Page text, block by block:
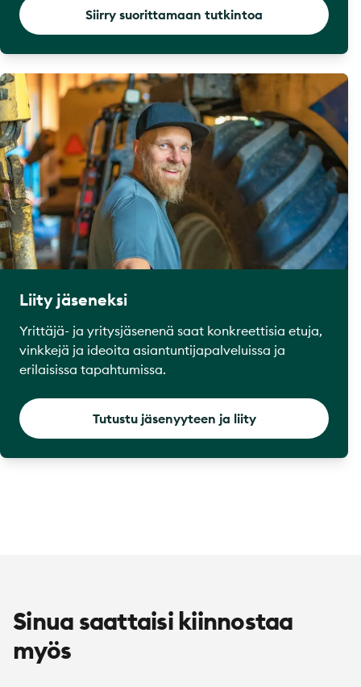
Siirry suorittamaan tutkintoa
Liity jäseneksi
Yrittäjä- ja yritysjäsenenä saat konkreettisia etuja,
vinkkejä ja ideoita asiantuntijapalveluissa ja
erilaisissa tapahtumissa.
Tutustu jäsenyyteen ja liity
Sinua saattaisi kiinnostaa
myös